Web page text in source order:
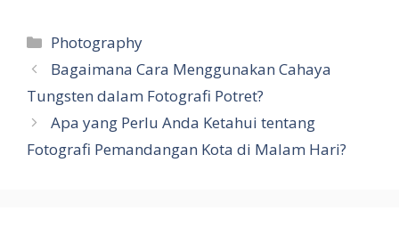
Kategori
Photography
Bagaimana Cara Menggunakan Cahaya
Tungsten dalam Fotografi Potret?
Apa yang Perlu Anda Ketahui tentang
Fotografi Pemandangan Kota di Malam Hari?